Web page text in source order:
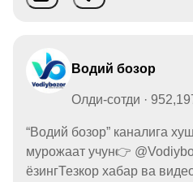
Водий бозор
Олди-сотди ·
“Водий бозор” каналига
мурожаат учун👉
ёзингТезкор хабар ва